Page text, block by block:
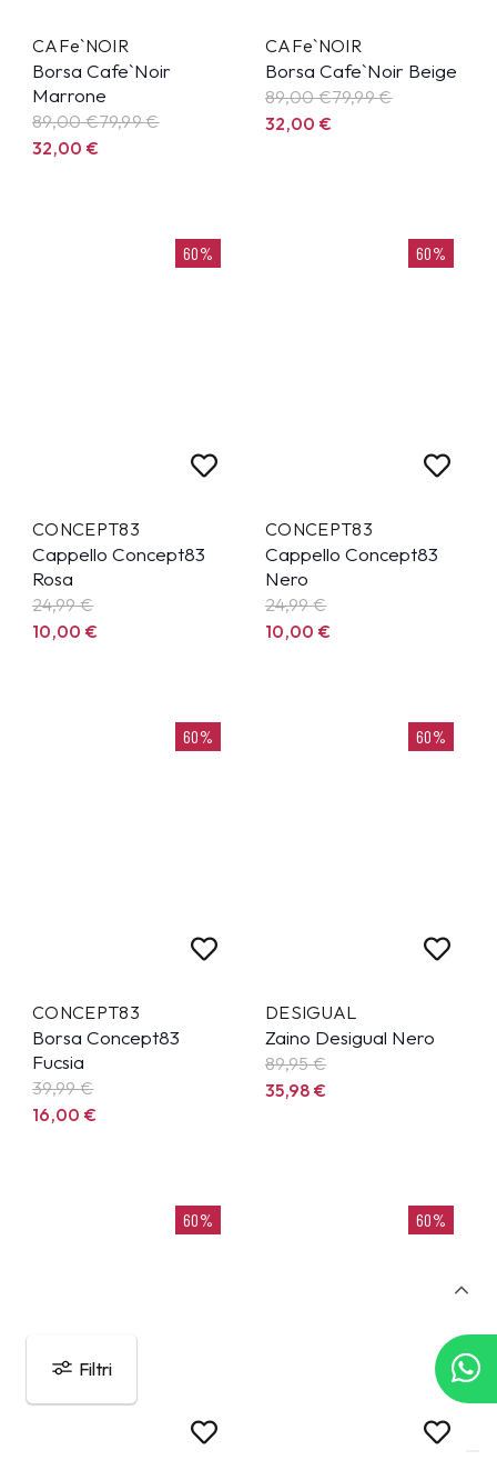
Filtri
CAFe`NOIR
Borsa Cafe`Noir
Marrone
89,00 €79,99€
32,00€
CAFe`NOIR
Borsa Cafe`Noir Beige
89,00 €79,99€
32,00€
60%
CONCEPT83
Cappello Concept83
Rosa
24,99€
10,00€
60%
CONCEPT83
Cappello Concept83
Nero
24,99€
10,00€
60%
CONCEPT83
Borsa Concept83
Fucsia
39,99€
16,00€
60%
DESIGUAL
Zaino Desigual Nero
89,95€
35,98€
60% 60%